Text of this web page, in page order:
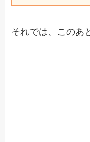
それでは、このあ